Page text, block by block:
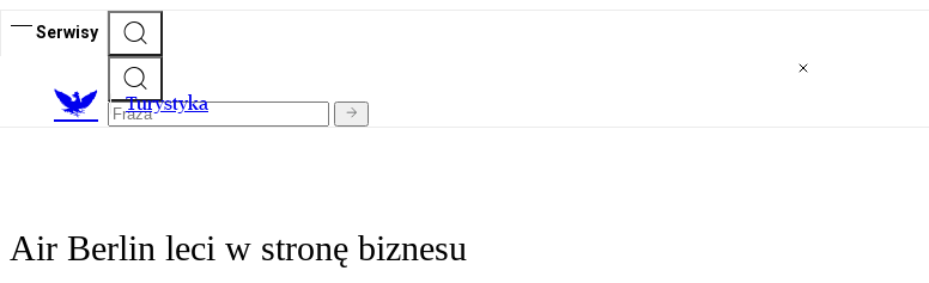
Serwisy
Turystyka
Air Berlin leci w stronę biznesu